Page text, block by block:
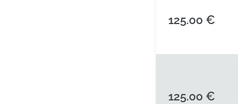
125.00 €
125.00 €